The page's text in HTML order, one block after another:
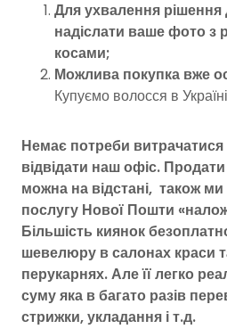
Для ухвалення рішення
надіслати ваше фото з
косами;
Можлива покупка вже
Купуємо волосся в
Немає потреби
відвідати наш офіс.
можна на відстані, також
послугу Нової Пошти
Більшість киянок
шевелюру в салонах краси
перукарнях. Але її легко
суму яка в багато разів
стрижки, укладання і т.д.